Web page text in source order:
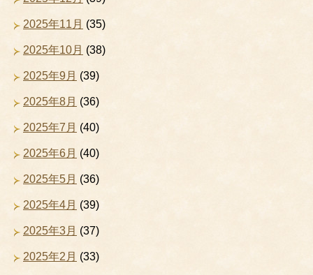
2025年11月 (35)
2025年10月 (38)
2025年9月 (39)
2025年8月 (36)
2025年7月 (40)
2025年6月 (40)
2025年5月 (36)
2025年4月 (39)
2025年3月 (37)
2025年2月 (33)